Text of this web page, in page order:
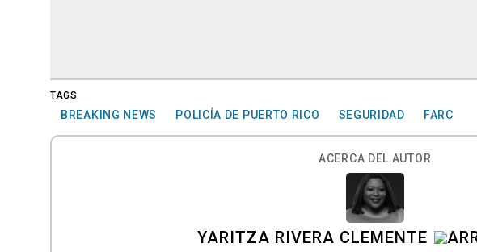
TAGS
BREAKING NEWS POLICÍA DE PUERTO RICO SEGURIDAD FARC
ACERCA DEL AUTOR
YARITZA RIVERA CLEMENTE